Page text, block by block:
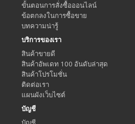
ขั้นตอนการสั่งซื้อออนไลน์
ข้อตกลงในการซื้อขาย
บทความน่ารู้
บริการของเรา
สินค้าขายดี
สินค้าอัพเดท 100 อันดับล่าสุด
สินค้าโปรโมชั่น
ติดต่อเรา
แผนผังเว็บไซต์
บัญชี